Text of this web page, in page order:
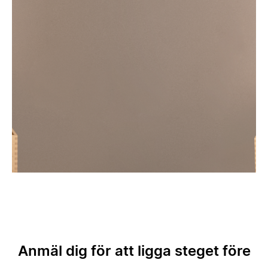
Anmäl dig för att ligga steget före